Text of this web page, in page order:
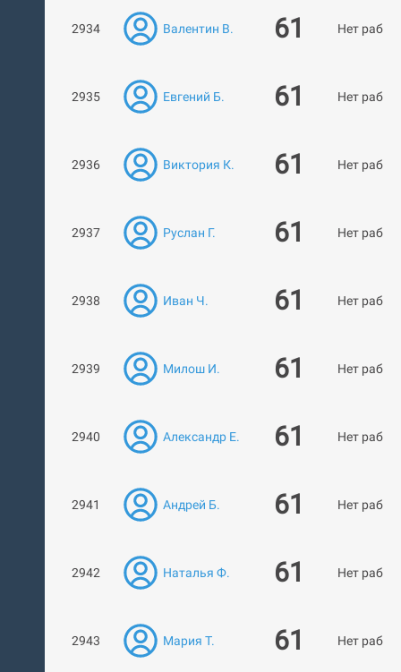
2934 Валентин В. 61 Нет работ
2935 Евгений Б. 61 Нет работ
2936 Виктория К. 61 Нет работ
2937 Руслан Г. 61 Нет работ
2938 Иван Ч. 61 Нет работ
2939 Милош И. 61 Нет работ
2940 Александр Е. 61 Нет работ
2941 Андрей Б. 61 Нет работ
2942 Наталья Ф. 61 Нет работ
2943 Мария Т. 61 Нет работ